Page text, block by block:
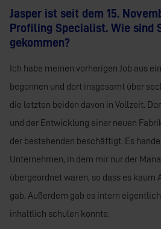
Jasper ist seit dem 15.
Profiling Specialist. Wie sind
gekommen?
Ich habe meinen vorherigen Job aus
begonnen und dort insgesamt über
die letzten beiden davon in Vollzeit.
und der Entwicklung einer neuen
der bestehenden beschäftigt. Es
Unternehmen, in dem mir nur der
übergeordnet waren, so dass es kaum
gab. Außerdem gab es intern
inhaltlich schulen konnte.